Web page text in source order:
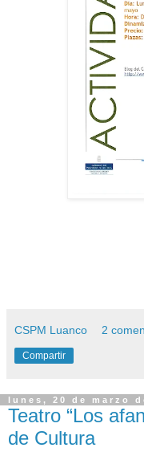
CSPM Luanco 2
Compartir
lunes, 20 de marzo
Teatro “Los
de Cultura